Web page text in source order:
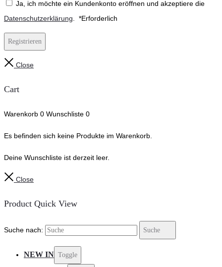
Ja, ich möchte ein Kundenkonto eröffnen und akzeptiere die
Datenschutzerklärung
*Erforderlich
Registrieren
Close
Cart
Warenkorb 0 Wunschliste 0
Es befinden sich keine Produkte im Warenkorb.
Deine Wunschliste ist derzeit leer.
Close
Product Quick View
Suche nach: Suche
NEW IN Toggle